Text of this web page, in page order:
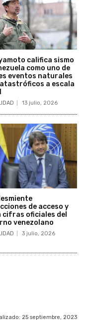
califica sismo
como uno de
eventos naturales
a escala
13 julio, 2026
de acceso y
cifras oficiales del
venezolano
3 julio, 2026